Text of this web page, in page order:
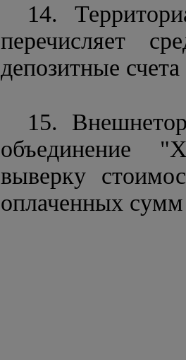
14.
перечисляет
депозитные
15.
объединение
выверку
оплаченных сумм